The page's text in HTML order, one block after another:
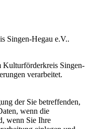
Singen-Hegau e.V..
Kulturförderkreis Singen-
verarbeitet.
der Sie betreffenden,
wenn die
wenn Sie Ihre